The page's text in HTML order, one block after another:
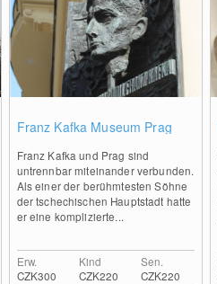
Franz Kafka Museum Prag
Franz Kafka und Prag sind
untrennbar miteinander verbunden.
Als einer der berühmtesten Söhne
der tschechischen Hauptstadt hatte
er eine komplizierte...
Erw.
CZK300
Kind
CZK220
Sen.
CZK220